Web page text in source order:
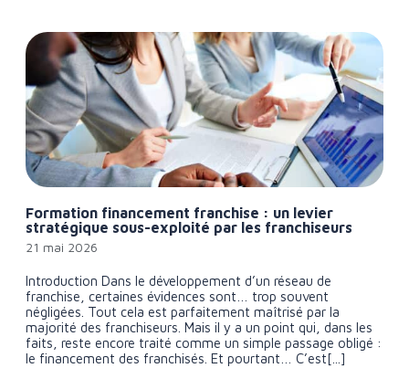
Formation financement franchise : un levier
stratégique sous-exploité par les franchiseurs
21 mai 2026
Introduction Dans le développement d’un réseau de
franchise, certaines évidences sont… trop souvent
négligées. Tout cela est parfaitement maîtrisé par la
majorité des franchiseurs. Mais il y a un point qui, dans les
faits, reste encore traité comme un simple passage obligé :
le financement des franchisés. Et pourtant… C’est[...]